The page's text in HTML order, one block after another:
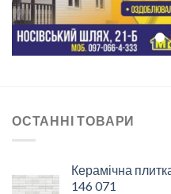
ОСТАННІ ТОВАРИ
Керамічна
146 071